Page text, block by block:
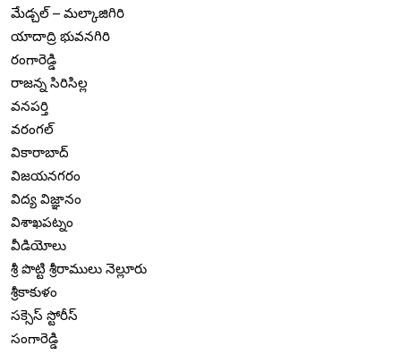
మేడ్చల్ – మల్కాజిగిరి
యాదాద్రి భువనగిరి
రంగారెడ్డి
రాజన్న సిరిసిల్ల
వనపర్తి
వరంగల్
వికారాబాద్
విజయనగరం
విద్య విజ్ఞానం
విశాఖపట్నం
వీడియోలు
శ్రీ పొట్టి శ్రీరాములు నెల్లూరు
శ్రీకాకుళం
సక్సెస్ స్టోరీస్
సంగారెడ్డి